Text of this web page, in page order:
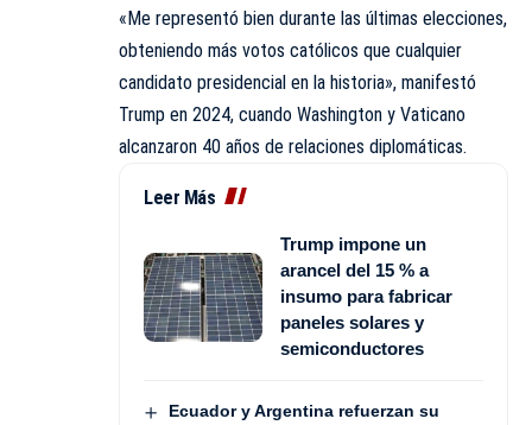
«Me representó bien durante las últimas elecciones,
obteniendo más votos católicos que cualquier
candidato presidencial en la historia», manifestó
Trump en 2024, cuando Washington y Vaticano
alcanzaron 40 años de relaciones diplomáticas.
Leer Más
Trump impone un
arancel del 15 % a
insumo para fabricar
paneles solares y
semiconductores
Ecuador y Argentina refuerzan su